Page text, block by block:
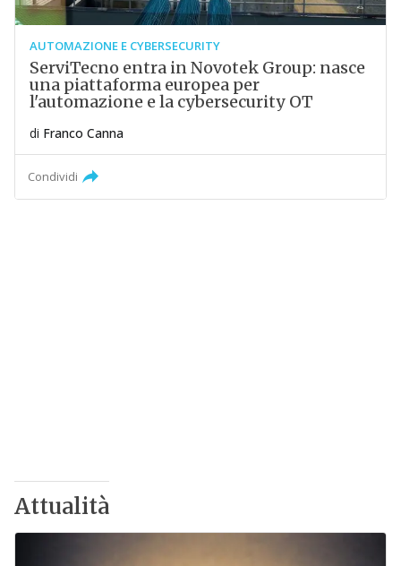
AUTOMAZIONE E CYBERSECURITY
ServiTecno entra in Novotek Group: nasce
una piattaforma europea per
l'automazione e la cybersecurity OT
di Franco Canna
Condividi
Attualità